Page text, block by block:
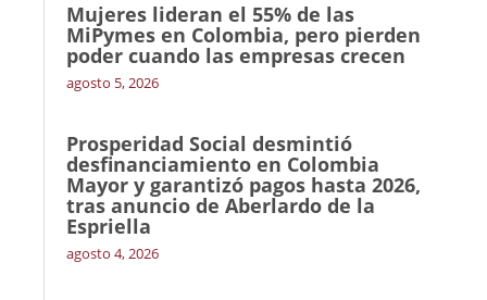
Mujeres lideran el 55% de las
MiPymes en Colombia, pero pierden
poder cuando las empresas crecen
agosto 5, 2026
Prosperidad Social desmintió
desfinanciamiento en Colombia
Mayor y garantizó pagos hasta 2026,
tras anuncio de Aberlardo de la
Espriella
agosto 4, 2026